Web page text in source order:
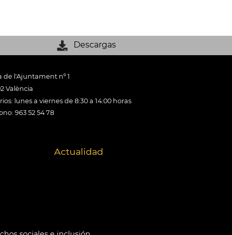
Descargas
de l'Ajuntament nº 1
València
lunes a viernes de 8:30 a 14:00 horas
963 52 54 78
Actualidad